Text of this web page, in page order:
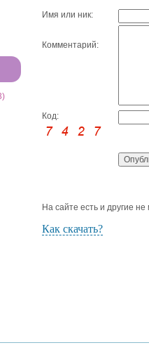
Имя или ник:
Комментарий:
Код:
На сайте есть и другие
Как скачать?